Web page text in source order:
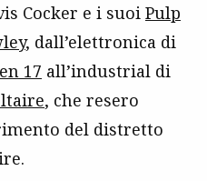
Cocker e i suoi Pulp
, dall’elettronica di
17 all’industrial di
, che resero
del distretto